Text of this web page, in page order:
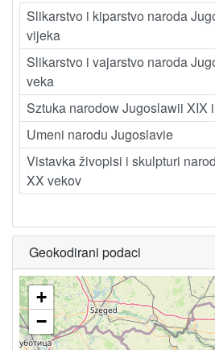
Slikarstvo i kiparstvo naroda
vijeka
Slikarstvo i vajarstvo naroda
veka
Sztuka narodow Jugoslawii XIX
Umeni narodu Jugoslavie
Vistavka živopisi i skulpturi
XX vekov
Geokodirani podaci
+
−